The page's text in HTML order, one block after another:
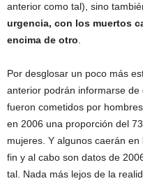
anterior como tal), sino
urgencia, con los muertos
encima de otro
Por desglosar un poco más
anterior podrán informarse
fueron cometidos por
en 2006 una proporción del
mujeres. Y algunos caerán
fin y al cabo son datos de
tal. Nada más lejos de la